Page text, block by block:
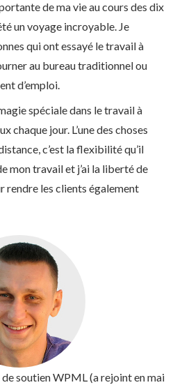
de ma vie au cours des dix
un voyage incroyable. Je
qui ont essayé le travail à
au bureau traditionnel ou
d’emploi.
spéciale dans le travail à
chaque jour. L’une des choses
c’est la flexibilité qu’il
mon travail et j’ai la liberté de
rendre les clients également
de soutien WPML (a rejoint en mai